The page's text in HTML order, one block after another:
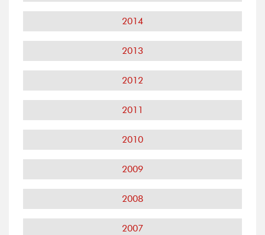
2014
2013
2012
2011
2010
2009
2008
2007